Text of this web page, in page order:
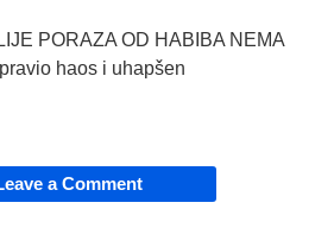
PORAZA OD HABIBA NEMA
haos i uhapšen
a Comment